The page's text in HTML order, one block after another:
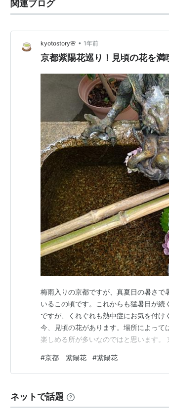
関連ブログ
kyotostory🌸 • 1年前
京都紫陽花巡り！見頃の花を満
梅雨入りの京都ですが、真夏日の暑さで
いるこの頃です。これからも猛暑日が
ですが、くれぐれも熱中症にお気を付
今、見頃の花があります。場所によっ
楽しめる所が多いなのではと思います
都の紫陽花の名所＆穴場をご紹介させて
来ました。団ぷ鈴の近くに紫陽花が綺
#京都 紫陽花 #紫陽花
ネットで話題